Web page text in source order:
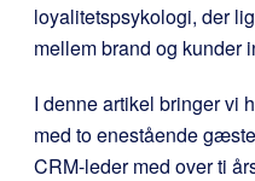
loyalitetspsykologi, der
mellem brand og kunder
I denne artikel bringer vi
med to enestående
CRM-leder med over ti